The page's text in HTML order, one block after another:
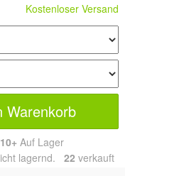
Kostenloser Versand
Warenkorb
10+ Auf Lager
lagernd. 22 verkauft